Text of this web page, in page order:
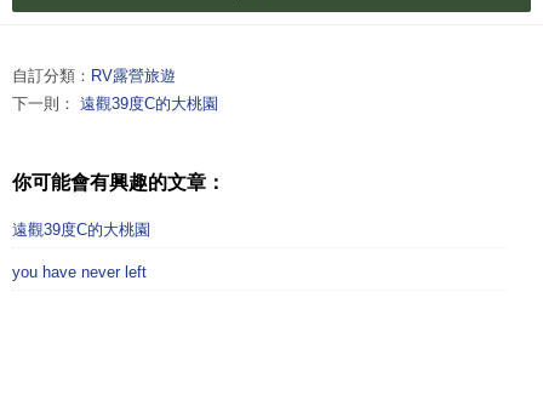
自訂分類： RV露營旅遊
下一則： 遠觀39度C的大桃園
你可能會有興趣的文章：
遠觀39度C的大桃園
you have never left